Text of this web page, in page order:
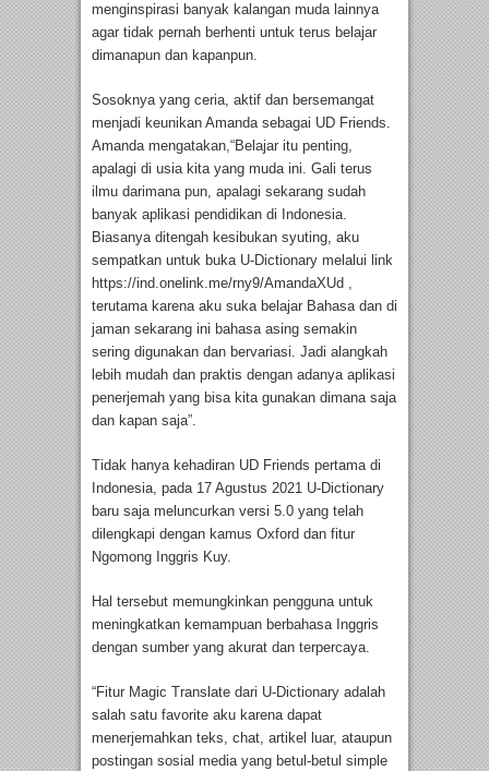
menginspirasi banyak kalangan muda lainnya
agar tidak pernah berhenti untuk terus belajar
dimanapun dan kapanpun.
Sosoknya yang ceria, aktif dan bersemangat
menjadi keunikan Amanda sebagai UD Friends.
Amanda mengatakan,“Belajar itu penting,
apalagi di usia kita yang muda ini. Gali terus
ilmu darimana pun, apalagi sekarang sudah
banyak aplikasi pendidikan di Indonesia.
Biasanya ditengah kesibukan syuting, aku
sempatkan untuk buka U-Dictionary melalui link
https://ind.onelink.me/rny9/AmandaXUd ,
terutama karena aku suka belajar Bahasa dan di
jaman sekarang ini bahasa asing semakin
sering digunakan dan bervariasi. Jadi alangkah
lebih mudah dan praktis dengan adanya aplikasi
penerjemah yang bisa kita gunakan dimana saja
dan kapan saja”.
Tidak hanya kehadiran UD Friends pertama di
Indonesia, pada 17 Agustus 2021 U-Dictionary
baru saja meluncurkan versi 5.0 yang telah
dilengkapi dengan kamus Oxford dan fitur
Ngomong Inggris Kuy.
Hal tersebut memungkinkan pengguna untuk
meningkatkan kemampuan berbahasa Inggris
dengan sumber yang akurat dan terpercaya.
“Fitur Magic Translate dari U-Dictionary adalah
salah satu favorite aku karena dapat
menerjemahkan teks, chat, artikel luar, ataupun
postingan sosial media yang betul-betul simple